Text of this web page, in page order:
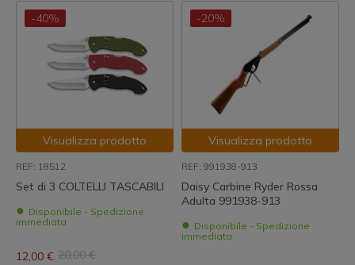
-40%
Visualizza prodotto
REF: 18512
Set di 3 COLTELLI TASCABILI
Disponibile - Spedizione
immediata
12,00 € 20,00 €
-20%
Visualizza prodotto
REF: 991938-913
Daisy Carbine Ryder Rossa
Adulta 991938-913
Disponibile - Spedizione
immediata